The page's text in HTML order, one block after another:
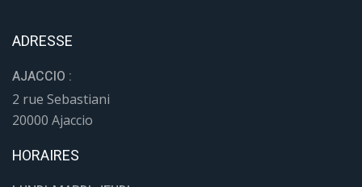
ADRESSE
AJACCIO :
2 rue Sebastiani
20000 Ajaccio
HORAIRES